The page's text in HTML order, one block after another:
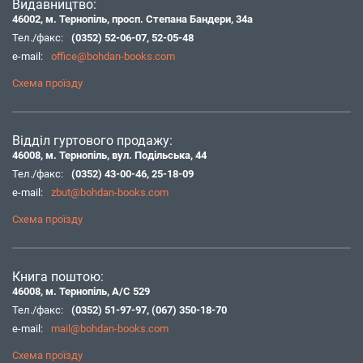
Видавництво:
46002, м. Тернопіль, просп. Степана Бандери, 34а
Тел./факс:
(0352) 52-06-07, 52-05-48
e-mail:
office@bohdan-books.com
Схема проїзду
Відділ гуртового продажу:
46008, м. Тернопіль, вул. Подільська, 44
Тел./факс:
(0352) 43-00-46, 25-18-09
e-mail:
zbut@bohdan-books.com
Схема проїзду
Книга поштою:
46008, м. Тернопіль, А/С 529
Тел./факс:
(0352) 51-97-97, (067) 350-18-70
e-mail:
mail@bohdan-books.com
Схема проїзду